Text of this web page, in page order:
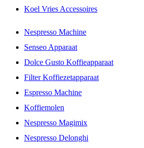
Koel Vries Accessoires
Nespresso Machine
Senseo Apparaat
Dolce Gusto Koffieapparaat
Filter Koffiezetapparaat
Espresso Machine
Koffiemolen
Nespresso Magimix
Nespresso Delonghi